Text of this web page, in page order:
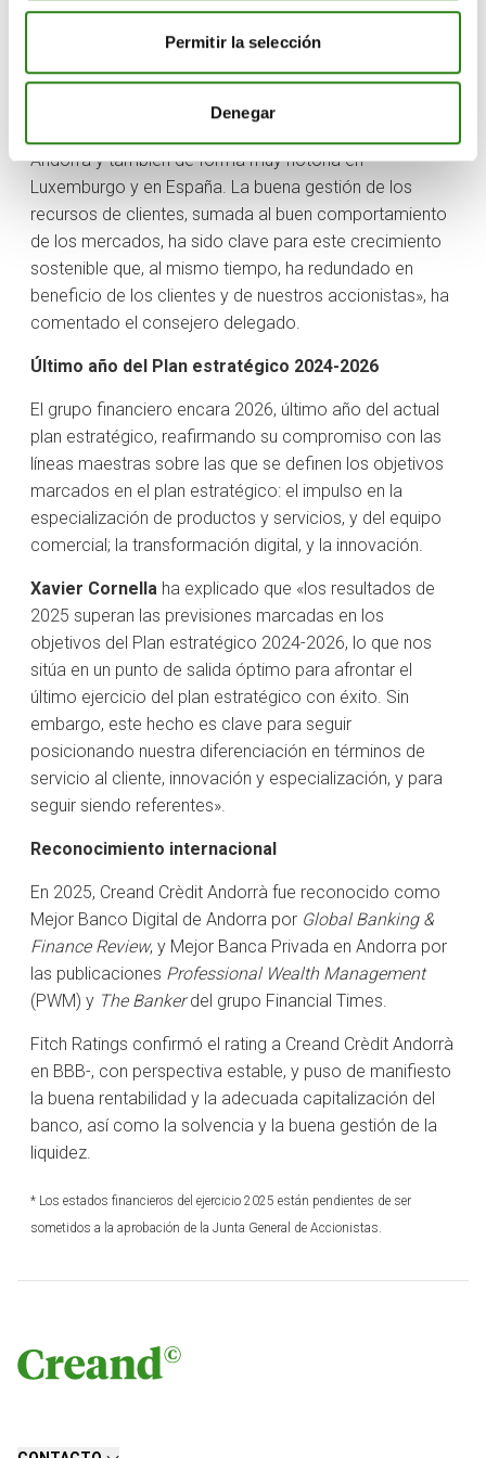
Permitir la selección
Denegar
donde el grupo financiero mantiene la sociedad de
«2025 ha sido un buen año de crecimiento orgánico, en
el que destacamos la captación nueva y la buena
Andorra y también de forma muy notoria en
Luxemburgo y en España. La buena gestión de los
recursos de clientes, sumada al buen comportamiento
de los mercados, ha sido clave para este crecimiento
sostenible que, al mismo tiempo, ha redundado en
beneficio de los clientes y de nuestros accionistas», ha
comentado el consejero delegado.
Último año del Plan estratégico 2024-2026
El grupo financiero encara 2026, último año del actual
plan estratégico, reafirmando su compromiso con las
líneas maestras sobre las que se definen los objetivos
marcados en el plan estratégico: el impulso en la
especialización de productos y servicios, y del equipo
comercial; la transformación digital, y la innovación.
Xavier Cornella ha explicado que «los resultados de
2025 superan las previsiones marcadas en los
objetivos del Plan estratégico 2024-2026, lo que nos
sitúa en un punto de salida óptimo para afrontar el
último ejercicio del plan estratégico con éxito. Sin
embargo, este hecho es clave para seguir
posicionando nuestra diferenciación en términos de
servicio al cliente, innovación y especialización, y para
seguir siendo referentes».
Reconocimiento internacional
En 2025, Creand Crèdit Andorrà fue reconocido como
Mejor Banco Digital de Andorra por Global Banking &
Finance Review, y Mejor Banca Privada en Andorra por
las publicaciones Professional Wealth Management
(PWM) y The Bankerdel grupo Financial Times.
Fitch Ratings confirmó el rating a Creand Crèdit Andorrà
en BBB-, con perspectiva estable, y puso de manifiesto
la buena rentabilidad y la adecuada capitalización del
banco, así como la solvencia y la buena gestión de la
liquidez.
* Los estados financieros del ejercicio 2025 están pendientes de ser
sometidos a la aprobación de la Junta General de Accionistas.